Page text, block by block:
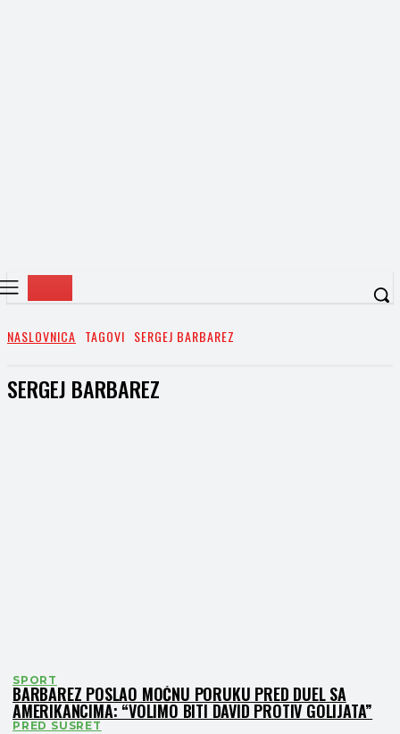
NASLOVNICA TAGOVI SERGEJ BARBAREZ
SERGEJ BARBAREZ
SPORT
BARBAREZ POSLAO MOĆNU PORUKU PRED DUEL SA
AMERIKANCIMA: “VOLIMO BITI DAVID PROTIV GOLIJATA”
PRED SUSRET